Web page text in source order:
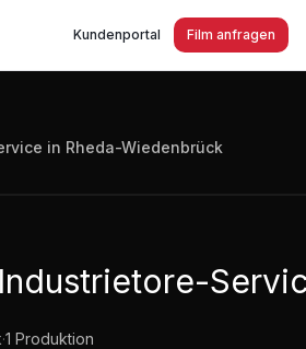
Kundenportal Film anfragen
in Rheda-Wiedenbrück
·1 Produktion
Service in Rheda-Wiedenbrück